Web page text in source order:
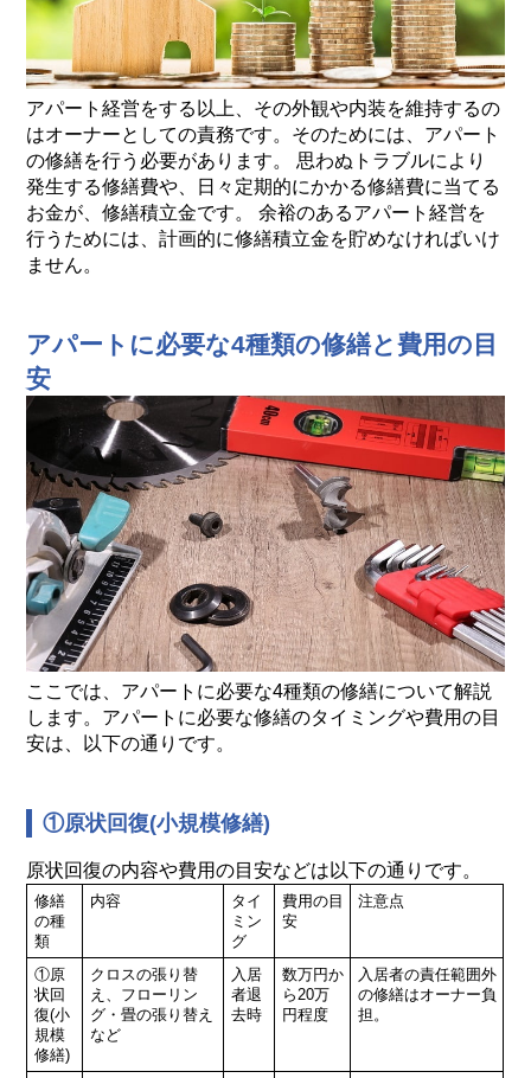
アパート経営をする以上、その外観や内装を維持するの
はオーナーとしての責務です。そのためには、アパート
の修繕を行う必要があります。 思わぬトラブルにより
発生する修繕費や、日々定期的にかかる修繕費に当てる
お金が、修繕積立金です。 余裕のあるアパート経営を
行うためには、計画的に修繕積立金を貯めなければいけ
ません。
アパートに必要な4種類の修繕と費用の目
安
ここでは、アパートに必要な4種類の修繕について解説
します。アパートに必要な修繕のタイミングや費用の目
安は、以下の通りです。
①原状回復(小規模修繕)
原状回復の内容や費用の目安などは以下の通りです。
修繕
の種
類
内容
タイ
ミン
グ
費用の目
安
注意点
①原
状回
復(小
規模
修繕)
クロスの張り替
え、フローリン
グ・畳の張り替え
など
入居
者退
去時
数万円か
ら20万
円程度
入居者の責任範囲外
の修繕はオーナー負
担。